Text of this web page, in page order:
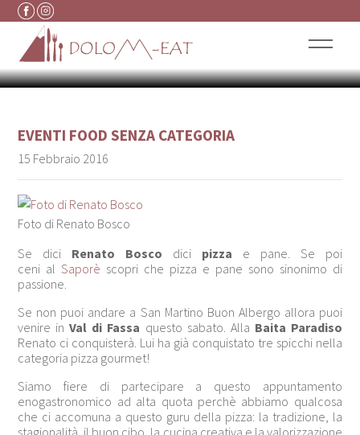
Vai al contenuto
PIZZA A BAITA PARADISO
PER HAPPYCHEESE
EVENTI FOOD SENZA CATEGORIA
15 Febbraio 2016
Foto di Renato Bosco
Se dici Renato Bosco dici pizza e pane. Se poi
ceni alSaporè scopri che pizza e pane sono sinonimo di
passione.
Se non puoi andare a San Martino Buon Albergo allora puoi
venire inVal di Fassa questo sabato. Alla Baita Paradiso
Renato ci conquisterà. Lui ha già conquistato tre spicchi nella
categoria pizza gourmet!
Siamo fiere di partecipare a questo appuntamento
enogastronomico ad alta quota perchè abbiamo qualcosa
che ci accomuna a questo guru della pizza: la tradizione, la
stagionalità, il buon cibo, la cucina creativa e la valorizzazione